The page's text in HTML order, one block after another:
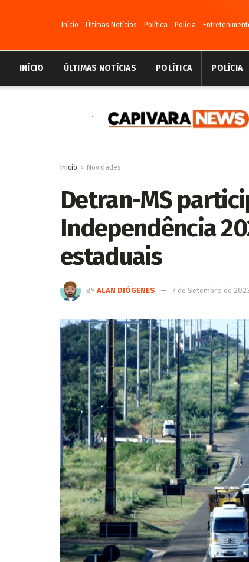
Início Últimas Notícias Política Polícia
INÍCIO ÚLTIMAS NOTÍCIAS POLÍTICA POLÍCIA
Inicio Novidades
Detran-MS
Independência
estaduais
BY ALAN DIÓGENES 7 de Setembro de